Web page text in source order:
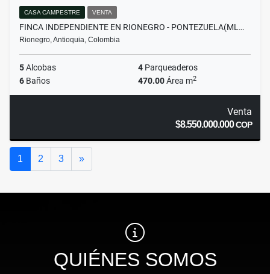
CASA CAMPESTRE VENTA
FINCA INDEPENDIENTE EN RIONEGRO - PONTEZUELA(ML…
Rionegro, Antioquia, Colombia
5Alcobas 4 Parqueaderos
6 Baños 470.00Área m2
Venta
$8.550.000.000COP
1 2 3 »Siguiente
QUIÉNES SOMOS